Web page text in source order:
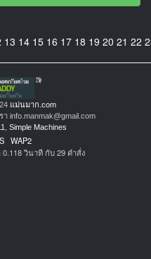
13 14 15 16 17 18 19 20 21 22
แม่นมาก.com
info.manmak@gmail.com
, Simple Machines
WAP2
วินาที กับ 29 คำสั่ง